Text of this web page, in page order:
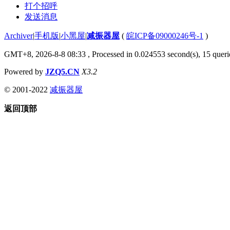
打个招呼
发送消息
Archiver|手机版|小黑屋|减振器屋 ( 皖ICP备09000246号-1 )
GMT+8, 2026-8-8 08:33 , Processed in 0.024553 second(s), 15
Powered by JZQ5.CN X3.2
© 2001-2022 减振器屋
返回顶部